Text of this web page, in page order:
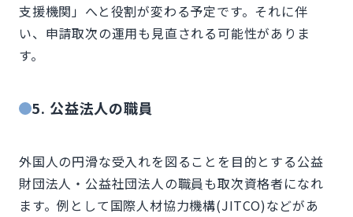
支援機関」へと役割が変わる予定です。それに伴
い、申請取次の運用も見直される可能性がありま
す。
5. 公益法人の職員
外国人の円滑な受入れを図ることを目的とする公益
財団法人・公益社団法人の職員も取次資格者になれ
ます。例として国際人材協力機構(JITCO)などがあ